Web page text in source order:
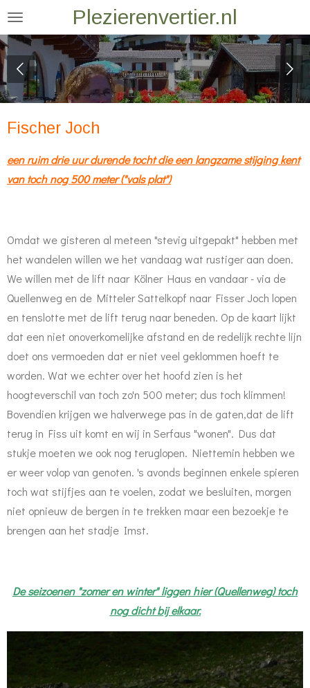
Ga
direct
naar
de
hoofdinhoud
Plezierenvertier.nl
Fischer Joch
een ruim drie uur durende tocht die een langzame stijging kent
van toch nog 500 meter ("vals plat")
Omdat we gisteren al meteen "stevig uitgepakt" hebben met
het wandelen willen we het vandaag wat rustiger aan doen.
We willen met de lift naar Kölner Haus en vandaar - via de
Quellenweg en de Mitteler Sattelkopf naar Fisser Joch lopen
en tenslotte met de lift terug naar beneden. Op de kaart lijkt
dat een niet onoverkomelijke afstand en de redelijk rechte lijn
doet ons vermoeden dat er niet veel geklommen hoeft te
worden. Wat we echter over het hoofd zien is het
hoogteverschil van toch zo'n 500 meter; dus toch klimmen!
Bovendien krijgen we halverwege pas in de gaten,dat de lift
terug in Fiss uit komt en wij in Serfaus "wonen". Dus dat
stukje moeten we ook nog teruglopen. Niettemin hebben we
er weer volop van genoten. 's avonds beginnen enkele spieren
toch wat stijfjes aan te voelen, zodat we besluiten, morgen
niet opnieuw de bergen in te trekken maar een bezoekje te
brengen aan het stadje Imst.
De seizoenen "zomer en winter" liggen hier (Quellenweg) toch
nog dicht bij elkaar.